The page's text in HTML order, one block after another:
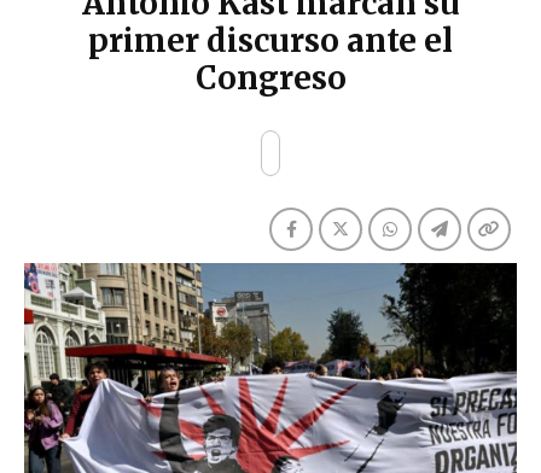
primer discurso ante el
Congreso